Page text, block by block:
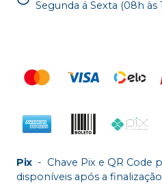
Segunda á Sexta (08h às
Pix - Chave Pix e QR Code
disponíveis após a